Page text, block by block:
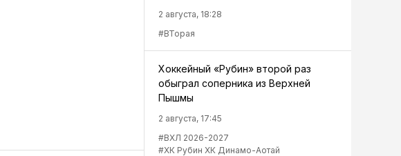
2 августа, 18:28
#ВТорая
Хоккейный «Рубин» второй раз
обыграл соперника из Верхней
Пышмы
2 августа, 17:45
#ВХЛ 2026-2027
#ХК Рубин ХК Динамо-Аотай